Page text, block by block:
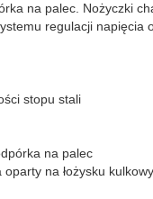
na palec. Nożyczki
regulacji napięcia
stopu stali
na palec
na łożysku